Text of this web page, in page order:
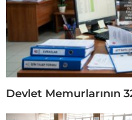
Devlet Memurlarının